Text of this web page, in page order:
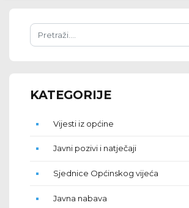
KATEGORIJE
Vijesti iz općine
Javni pozivi i natječaji
Sjednice Općinskog vijeća
Javna nabava